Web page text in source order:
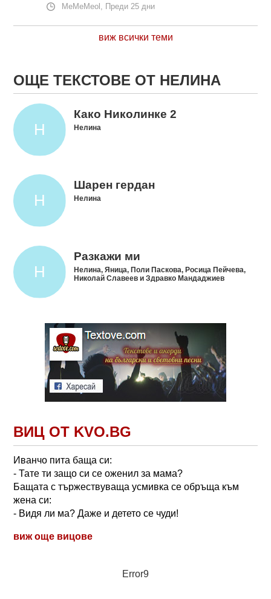
MeMeMeol, Преди 25 дни
виж всички теми
ОЩЕ ТЕКСТОВЕ ОТ НЕЛИНА
Како Николинке 2
Нелина
Шарен гердан
Нелина
Разкажи ми
Нелина, Яница, Поли Паскова, Росица Пейчева,
Николай Славеев и Здравко Мандаджиев
ВИЦ ОТ KVO.BG
Иванчо пита баща си:
- Тате ти защо си се оженил за мама?
Бащата с тържествуваща усмивка се обръща към
жена си:
- Видя ли ма? Даже и детето се чуди!
виж още вицове
Error9